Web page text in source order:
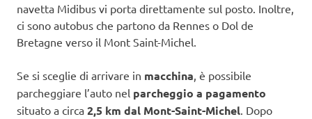
navetta Midibus vi porta direttamente sul posto. Inoltre,
ci sono autobus che partono da Rennes o Dol de
Bretagne verso il Mont Saint-Michel.
Se si sceglie di arrivare in macchina, è possibile
parcheggiare l’auto nel parcheggio a pagamento
situato a circa 2,5 km dal Mont-Saint-Michel. Dopo